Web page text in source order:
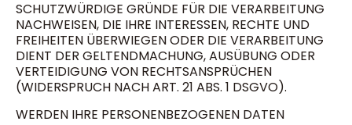
SCHUTZWÜRDIGE GRÜNDE FÜR DIE VERARBEITUNG
NACHWEISEN, DIE IHRE INTERESSEN, RECHTE UND
FREIHEITEN ÜBERWIEGEN ODER DIE VERARBEITUNG
DIENT DER GELTENDMACHUNG, AUSÜBUNG ODER
VERTEIDIGUNG VON RECHTSANSPRÜCHEN
(WIDERSPRUCH NACH ART. 21 ABS. 1 DSGVO).
WERDEN IHRE PERSONENBEZOGENEN DATEN